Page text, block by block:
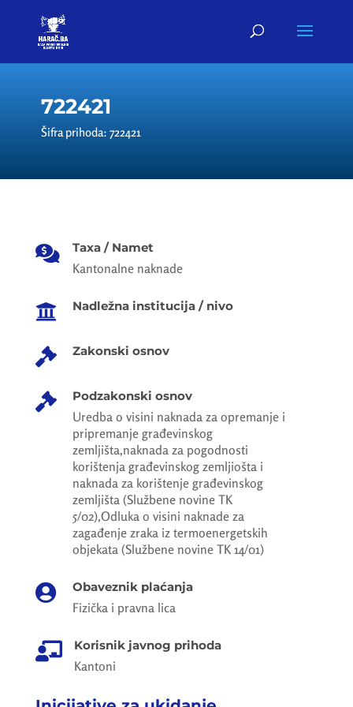
722421
Šifra prihoda: 722421
 Taxa / Namet
Kantonalne naknade
 Nadležna institucija / nivo
 Zakonski osnov
 Podzakonski osnov
Uredba o visini naknada za opremanje i
pripremanje građevinskog
zemljišta,naknada za pogodnosti
korištenja građevinskog zemljiošta i
naknada za korištenje građevinskog
zemljišta (Službene novine TK
5/02),Odluka o visini naknade za
zagađenje zraka iz termoenergetskih
objekata (Službene novine TK 14/01)
 Obaveznik plaćanja
Fizička i pravna lica
 Korisnik javnog prihoda
Kantoni